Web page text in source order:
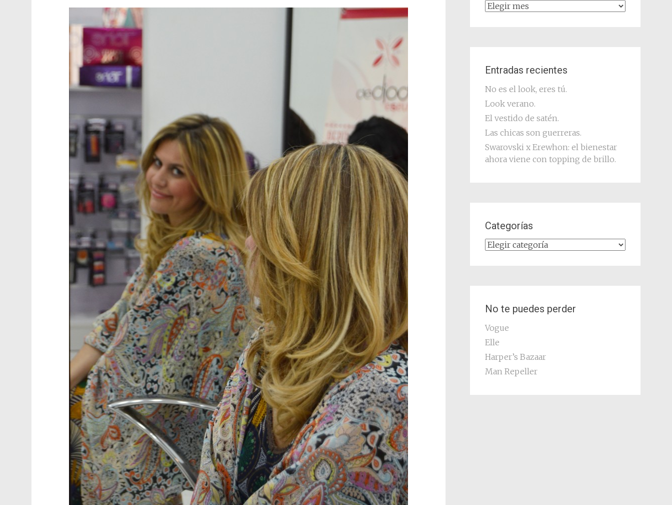
Archivo
Entradas recientes
No es el look, eres tú.
Look verano.
El vestido de satén.
Las chicas son guerreras.
Swarovski x Erewhon: el bienestar
ahora viene con topping de brillo.
Categorías
Categorías
No te puedes perder
Vogue
Elle
Harper’s Bazaar
Man Repeller